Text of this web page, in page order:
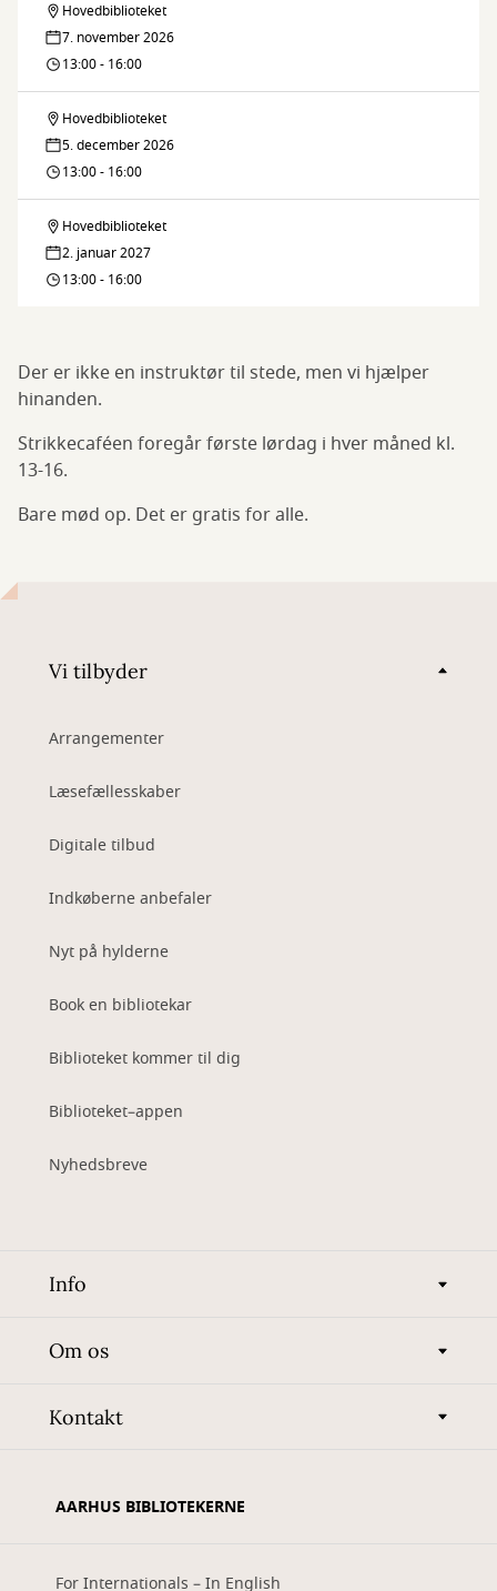
Strikkecafé
Hovedbiblioteket
7. november 2026
13:00 - 16:00
Strikkecafé
Hovedbiblioteket
5. december 2026
13:00 - 16:00
Strikkecafé
Hovedbiblioteket
2. januar 2027
13:00 - 16:00
Der er ikke en instruktør til stede, men vi hjælper
hinanden.
Strikkecaféen foregår første lørdag i hver måned kl.
13-16.
Bare mød op. Det er gratis for alle.
Vi tilbyder
Arrangementer
Læsefællesskaber
Digitale tilbud
Indkøberne anbefaler
Nyt på hylderne
Book en bibliotekar
Biblioteket kommer til dig
Biblioteket–appen
Nyhedsbreve
Info
Om os
Kontakt
AARHUS BIBLIOTEKERNE
For Internationals – In English